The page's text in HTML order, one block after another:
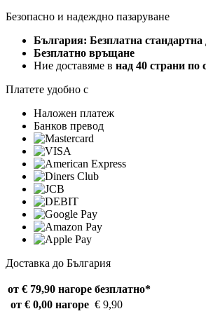
Безопасно и надеждно пазаруване
България: Безплатна стандартна
Безплатно връщане
Ние доставяме в над 40 страни по
Платете удобно с
Наложен платеж
Банков превод
Доставка до България
от € 79,90 нагоре безплатно*
от € 0,00 нагоре € 9,90